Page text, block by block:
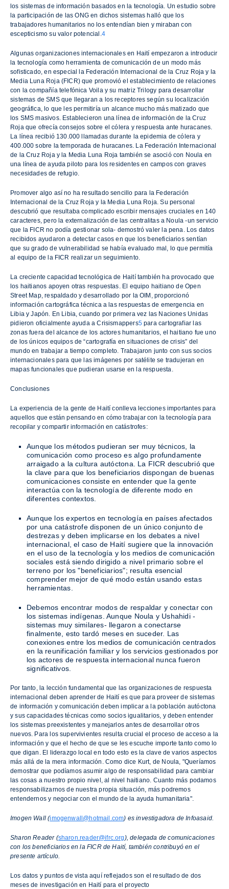
los sistemas de información basados en la tecnología. Un estudio sobre
la participación de las ONG en dichos sistemas halló que los
trabajadores humanitarios no los entendían bien y miraban con
escepticismo su valor potencial.4
Algunas organizaciones internacionales en Haití empezaron a introducir
la tecnología como herramienta de comunicación de un modo más
sofisticado, en especial la Federación Internacional de la Cruz Roja y la
Media Luna Roja (FICR) que promovió el establecimiento de relaciones
con la compañía telefónica Voila y su matriz Trilogy para desarrollar
sistemas de SMS que llegaran a los receptores según su localización
geográfica, lo que les permitiría un alcance mucho más matizado que
los SMS masivos. Establecieron una línea de información de la Cruz
Roja que ofrecía consejos sobre el cólera y respuesta ante huracanes.
La línea recibió 130.000 llamadas durante la epidemia de cólera y
400.000 sobre la temporada de huracanes. La Federación Internacional
de la Cruz Roja y la Media Luna Roja también se asoció con Noula en
una línea de ayuda piloto para los residentes en campos con graves
necesidades de refugio.
Promover algo así no ha resultado sencillo para la Federación
Internacional de la Cruz Roja y la Media Luna Roja. Su personal
descubrió que resultaba complicado escribir mensajes cruciales en 140
caracteres, pero la externalización de las centralitas a Noula -un servicio
que la FICR no podía gestionar sola- demostró valer la pena. Los datos
recibidos ayudaron a detectar casos en que los beneficiarios sentían
que su grado de vulnerabilidad se había evaluado mal, lo que permitía
al equipo de la FICR realizar un seguimiento.
La creciente capacidad tecnológica de Haití también ha provocado que
los haitianos apoyen otras respuestas. El equipo haitiano de Open
Street Map, respaldado y desarrollado por la OIM, proporcionó
información cartográfica técnica a las respuestas de emergencia en
Libia y Japón. En Libia, cuando por primera vez las Naciones Unidas
pidieron oficialmente ayuda a Crisismappers5para cartografiar las
zonas fuera del alcance de los actores humanitarios, el haitiano fue uno
de los únicos equipos de “cartografía en situaciones de crisis” del
mundo en trabajar a tiempo completo. Trabajaron junto con sus socios
internacionales para que las imágenes por satélite se tradujeran en
mapas funcionales que pudieran usarse en la respuesta.
Conclusiones
La experiencia de la gente de Haití conlleva lecciones importantes para
aquellos que están pensando en cómo trabajar con la tecnología para
recopilar y compartir información en catástrofes:
Aunque los métodos pudieran ser muy técnicos, la
comunicación como proceso es algo profundamente
arraigado a la cultura autóctona. La FICR descubrió que
la clave para que los beneficiarios dispongan de buenas
comunicaciones consiste en entender que la gente
interactúa con la tecnología de diferente modo en
diferentes contextos.
Aunque los expertos en tecnología en países afectados
por una catástrofe disponen de un único conjunto de
destrezas y deben implicarse en los debates a nivel
internacional, el caso de Haití sugiere que la innovación
en el uso de la tecnología y los medios de comunicación
sociales está siendo dirigido a nivel primario sobre el
terreno por los "beneficiarios"; resulta esencial
comprender mejor de qué modo están usando estas
herramientas.
Debemos encontrar modos de respaldar y conectar con
los sistemas indígenas. Aunque Noula y Ushahidi -
sistemas muy similares- llegaron a conectarse
finalmente, esto tardó meses en suceder. Las
conexiones entre los medios de comunicación centrados
en la reunificación familiar y los servicios gestionados por
los actores de respuesta internacional nunca fueron
significativos.
Por tanto, la lección fundamental que las organizaciones de respuesta
internacional deben aprender de Haití es que para proveer de sistemas
de información y comunicación deben implicar a la población autóctona
y sus capacidades técnicas como socios igualitarios, y deben entender
los sistemas preexistentes y manejarlos antes de desarrollar otros
nuevos. Para los supervivientes resulta crucial el proceso de acceso a la
información y que el hecho de que se les escuche importe tanto como lo
que digan. El liderazgo local en todo esto es la clave de varios aspectos
más allá de la mera información. Como dice Kurt, de Noula, "Queríamos
demostrar que podíamos asumir algo de responsabilidad para cambiar
las cosas a nuestro propio nivel, al nivel haitiano. Cuanto más podamos
responsabilizarnos de nuestra propia situación, más podremos
entendernos y negociar con el mundo de la ayuda humanitaria".
Imogen Wall (imogenwall@hotmail.com) es investigadora de Infoasaid.
Sharon Reader (sharon.reader@ifrc.org), delegada de comunicaciones
con los beneficiarios en la FICR de Haití, también contribuyó en el
presente artículo.
Los datos y puntos de vista aquí reflejados son el resultado de dos
meses de investigación en Haití para el proyecto